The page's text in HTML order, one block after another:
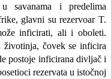
savanama i predelima
glavni su re­zervoar T.
inficirati, ali i oboleti.
životinja, čovek se inficira
posto­je inficirana divljač i
rezervata u istočnoj